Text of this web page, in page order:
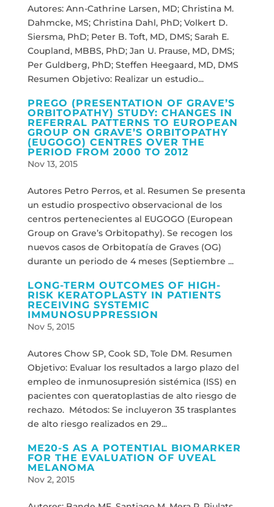
Autores: Ann-Cathrine Larsen, MD; Christina M.
Dahmcke, MS; Christina Dahl, PhD; Volkert D.
Siersma, PhD; Peter B. Toft, MD, DMS; Sarah E.
Coupland, MBBS, PhD; Jan U. Prause, MD, DMS;
Per Guldberg, PhD; Steffen Heegaard, MD, DMS
Resumen Objetivo: Realizar un estudio...
PREGO (PRESENTATION OF GRAVE’S
ORBITOPATHY) STUDY: CHANGES IN
REFERRAL PATTERNS TO EUROPEAN
GROUP ON GRAVE’S ORBITOPATHY
(EUGOGO) CENTRES OVER THE
PERIOD FROM 2000 TO 2012
Nov 13, 2015
Autores Petro Perros, et al. Resumen Se presenta
un estudio prospectivo observacional de los
centros pertenecientes al EUGOGO (European
Group on Grave’s Orbitopathy). Se recogen los
nuevos casos de Orbitopatía de Graves (OG)
durante un periodo de 4 meses (Septiembre ...
LONG-TERM OUTCOMES OF HIGH-
RISK KERATOPLASTY IN PATIENTS
RECEIVING SYSTEMIC
IMMUNOSUPPRESSION
Nov 5, 2015
Autores Chow SP, Cook SD, Tole DM. Resumen
Objetivo: Evaluar los resultados a largo plazo del
empleo de inmunosupresión sistémica (ISS) en
pacientes con queratoplastias de alto riesgo de
rechazo. Métodos: Se incluyeron 35 trasplantes
de alto riesgo realizados en 29...
ME20-S AS A POTENTIAL BIOMARKER
FOR THE EVALUATION OF UVEAL
MELANOMA
Nov 2, 2015